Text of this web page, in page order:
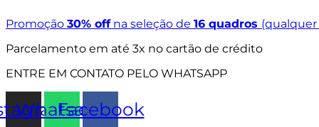
para
conteúdo
Promoção 30% offna seleção de 16 quadros
Parcelamento em até 3x no cartão de crédito
ENTRE EM CONTATO PELO WHATSAPP
Whatsapp
Facebook